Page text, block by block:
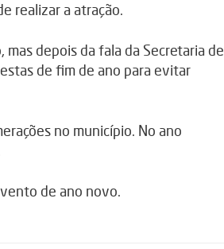
realizar a atração.
depois da fala da Secretaria de
de fim de ano para evitar
no município. No ano
de ano novo.